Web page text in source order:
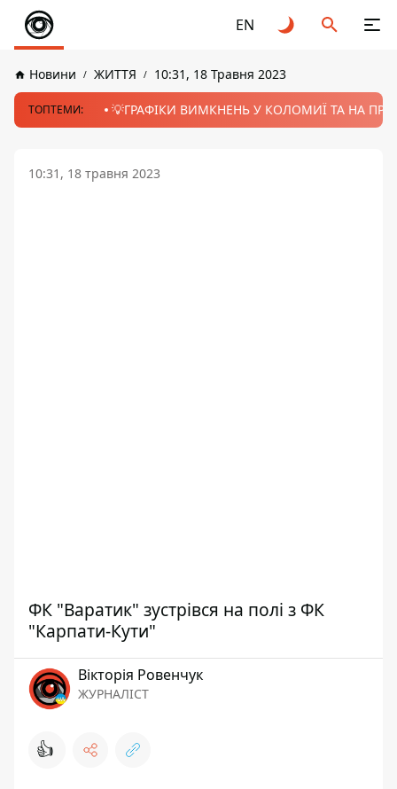
EN
Новини ЖИТТЯ 10:31, 18 Травня 2023
ТОПТЕМИ: 💡ГРАФІКИ ВИМКНЕНЬ У КОЛОМИЇ ТА НА
10:31, 18 травня 2023
ФК "Варатик" зустрівся на полі з ФК
"Карпати-Кути"
Вікторія Ровенчук
ЖУРНАЛІСТ
👍